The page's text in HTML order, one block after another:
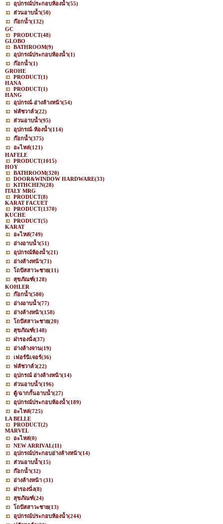
อุปกรณ์ประกอบห้องน้ำ(55)
ส่วนอาบน้ำ(50)
ก๊อกน้ำ(132)
GC
PRODUCT(48)
GLOBO
BATHROOM(9)
อุปกรณ์ประกอบห้องน้ำ(1)
ก๊อกน้ำ(1)
GROHE
PRODUCT(1)
HANA
PRODUCT(1)
HANG
อุปกรณ์-อ่างล้างหน้า(54)
ฟลัชวาล์ว(22)
ส่วนอาบน้ำ(95)
อุปกรณ์-ห้องน้ำ(114)
ก๊อกน้ำ(375)
อะไหล่(121)
HAFELE
PRODUCT(1015)
HOY
BATHROOM(320)
DOOR&WINDOW HARDWARE(33)
KITHCHEN(28)
ITALY MRG
PRODUCT(8)
KARAT FACUET
PRODUCT(1370)
KUCHE
PRODUCT(5)
KARAT
อะไหล่(749)
อ่างอาบน้ำ(51)
อุปกรณ์ห้องน้ำ(21)
อ่างล้างหน้า(71)
โถปัสสาวะชาย(11)
สุขภัณฑ์(128)
KOHLER
ก๊อกน้ำ(580)
อ่างอาบน้ำ(77)
อ่างล้างหน้า(158)
โถปัสสาวะชาย(20)
สุขภัณฑ์(148)
ฝารองนั่ง(37)
อ่างล้างจาน(19)
เฟอร์นิเจอร์(36)
ฟลัชวาล์ว(22)
อุปกรณ์ อ่างล้างหน้า(14)
ส่วนอาบน้ำ(196)
ตู้/ฉากกั้นอาบน้ำ(27)
อุปกรณ์ประกอบห้องน้ำ(189)
อะไหล่(725)
LA BELLE
PRODUCT(2)
MARVEL
อะไหล่(0)
NEW ARRIVAL(11)
อุปกรณ์ประกอบอ่างล้างหน้า(14)
ส่วนอาบน้ำ(15)
ก๊อกน้ำ(32)
อ่างล้างหน้า (31)
ฝารองนั่ง(8)
สุขภัณฑ์(24)
โถปัสสาวะชาย(13)
อุปกรณ์ประกอบห้องน้ำ(244)